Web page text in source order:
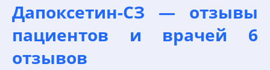
Дапоксетин-СЗ — отзывы
пациентов и врачей 6
отзывов